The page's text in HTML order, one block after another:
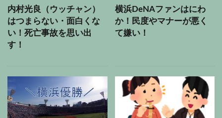
内村光良（ウッチャン）
はつまらない・面白くな
い！死亡事故を思い出
す！
横浜DeNAファンはにわ
か！民度やマナーが悪く
て嫌い！